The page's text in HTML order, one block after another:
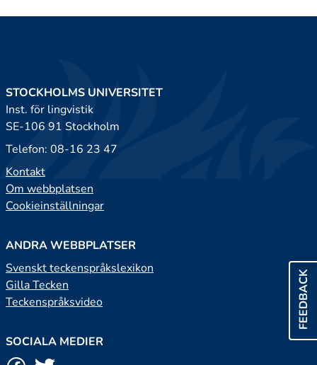
FEEDBACK
STOCKHOLMS UNIVERSITET
Inst. för lingvistik
SE-106 91 Stockholm
Telefon: 08-16 23 47
Kontakt
Om webbplatsen
Cookieinställningar
ANDRA WEBBPLATSER
Svenskt teckenspråkslexikon
Gilla Tecken
Teckenspråksvideo
SOCIALA MEDIER